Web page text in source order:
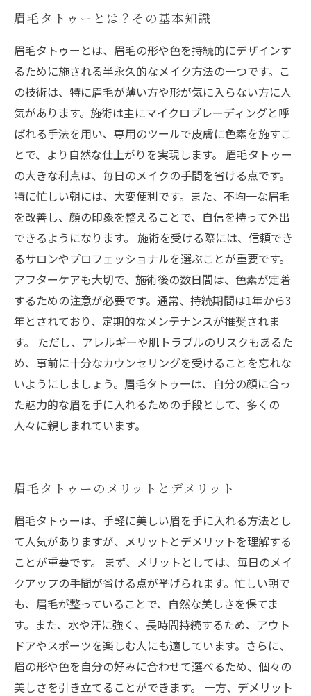
眉毛タトゥーとは？その基本知識
眉毛タトゥーとは、眉毛の形や色を持続的にデザインす
るために施される半永久的なメイク方法の一つです。こ
の技術は、特に眉毛が薄い方や形が気に入らない方に人
気があります。施術は主にマイクロブレーディングと呼
ばれる手法を用い、専用のツールで皮膚に色素を施すこ
とで、より自然な仕上がりを実現します。 眉毛タトゥー
の大きな利点は、毎日のメイクの手間を省ける点です。
特に忙しい朝には、大変便利です。また、不均一な眉毛
を改善し、顔の印象を整えることで、自信を持って外出
できるようになります。 施術を受ける際には、信頼でき
るサロンやプロフェッショナルを選ぶことが重要です。
アフターケアも大切で、施術後の数日間は、色素が定着
するための注意が必要です。通常、持続期間は1年から3
年とされており、定期的なメンテナンスが推奨されま
す。 ただし、アレルギーや肌トラブルのリスクもあるた
め、事前に十分なカウンセリングを受けることを忘れな
いようにしましょう。眉毛タトゥーは、自分の顔に合っ
た魅力的な眉を手に入れるための手段として、多くの
人々に親しまれています。
眉毛タトゥーのメリットとデメリット
眉毛タトゥーは、手軽に美しい眉を手に入れる方法とし
て人気がありますが、メリットとデメリットを理解する
ことが重要です。 まず、メリットとしては、毎日のメイ
クアップの手間が省ける点が挙げられます。忙しい朝で
も、眉毛が整っていることで、自然な美しさを保てま
す。また、水や汗に強く、長時間持続するため、アウト
ドアやスポーツを楽しむ人にも適しています。さらに、
眉の形や色を自分の好みに合わせて選べるため、個々の
美しさを引き立てることができます。 一方、デメリット